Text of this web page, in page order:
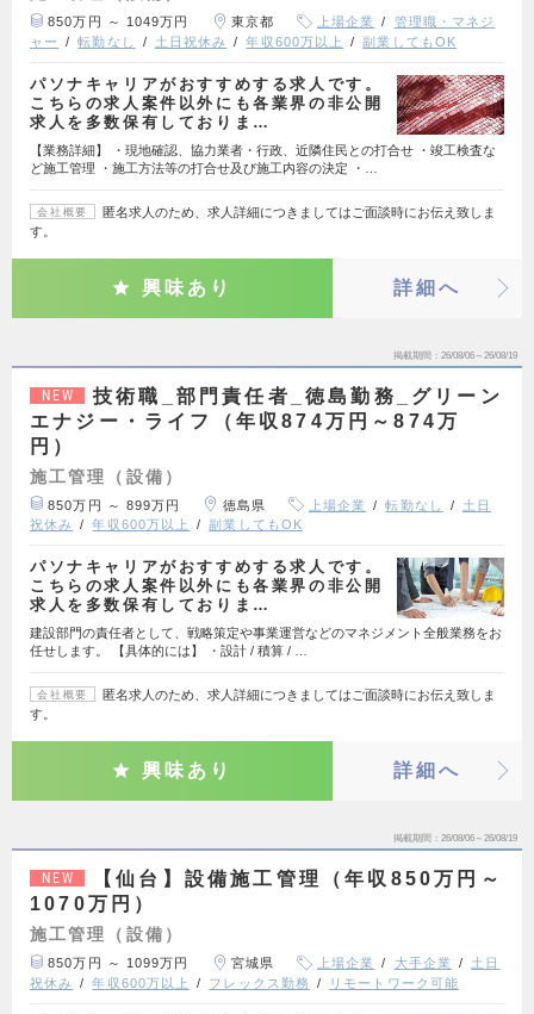
850万円 ～ 1049万円 東京都 上場企業
管理職・マネジ
ャー
転勤なし 土日祝休み 年収600万以上 副業してもOK
パソナキャリアがおすすめする求人です。
こちらの求人案件以外にも各業界の非公開
求人を多数保有しておりま…
【業務詳細】 ・現地確認、協力業者・行政、近隣住民との打合せ ・竣工検査な
ど施工管理 ・施工方法等の打合せ及び施工内容の決定 ・…
会社概要
匿名求人のため、求人詳細につきましてはご面談時にお伝え致しま
す。
興味あり 詳細へ
掲載期間 26/08/06～26/08/19
NEW
技術職_部門責任者_徳島勤務_グリーン
エナジー・ライフ（年収874万円～874万
円）
施工管理（設備）
850万円 ～ 899万円 徳島県 上場企業 転勤なし
土日
祝休み
年収600万以上 副業してもOK
パソナキャリアがおすすめする求人です。
こちらの求人案件以外にも各業界の非公開
求人を多数保有しておりま…
建設部門の責任者として、戦略策定や事業運営などのマネジメント全般業務をお
任せします。 【具体的には】 ・設計 / 積算 / …
会社概要
匿名求人のため、求人詳細につきましてはご面談時にお伝え致しま
す。
興味あり 詳細へ
掲載期間 26/08/06～26/08/19
NEW
【仙台】設備施工管理（年収850万円～
1070万円）
施工管理（設備）
850万円 ～ 1099万円 宮城県 上場企業 大手企業
土日
祝休み
年収600万以上 フレックス勤務 リモートワーク可能